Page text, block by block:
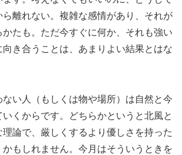
ら離れない。複雑な感情があり、それが
たも。ただ今すぐに何か、それも強い
き合うことは、あまりよい結果とはな
い人（もしくは物や場所）は自然と今
いくからです。どちらかというと北風と
論で、厳しくするより優しさを持った
もしれません。今月はそういうときを